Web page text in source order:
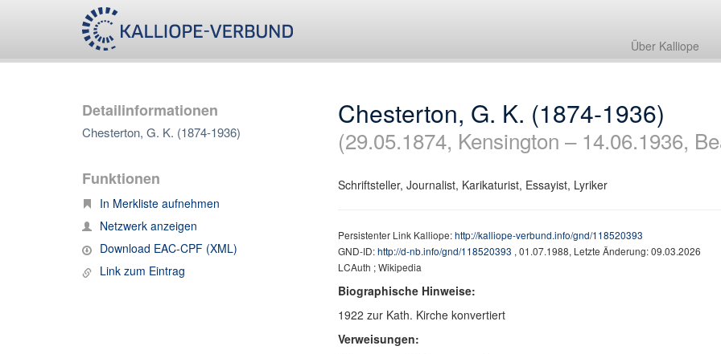
Über Kalliope
Detailinformationen
Chesterton, G. K. (1874-1936)
Funktionen
In Merkliste aufnehmen
Netzwerk anzeigen
Download EAC-CPF (XML)
Link zum Eintrag
Chesterton, G. K. (1874-1936)
(29.05.1874, Kensington – 14.06.1936,
Schriftsteller, Journalist, Karikaturist, Essayist, Lyriker
Persistenter Link Kalliope:http://kalliope-verbund.info/gnd/118520393
GND-ID:http://d-nb.info/gnd/118520393 , 01.07.1988, Letzte Änderung: 09.03.2026
LCAuth ; Wikipedia
Biographische Hinweise:
1922 zur Kath. Kirche konvertiert
Verweisungen: